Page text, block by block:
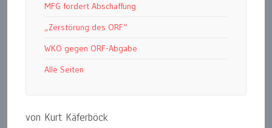
MFG fordert Abschaffung
„Zerstörung des ORF“
WKO gegen ORF-Abgabe
Alle Seiten
von Kurt Käferböck